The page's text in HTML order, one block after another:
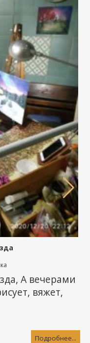
А вечерами
вяжет,
— Совсем
быстро и
Подробнее...